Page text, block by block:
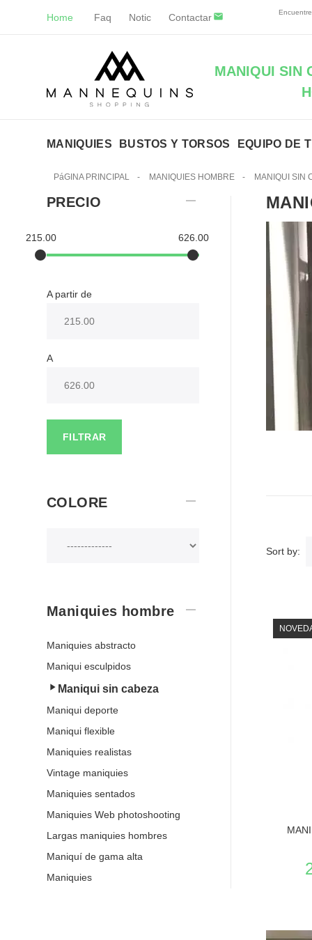
Home Faq Notic Contactar
MANIQUI SIN
MANIQUIES BUSTOS Y TORSOS EQUIPO DE
PáGINA PRINCIPAL - MANIQUIES HOMBRE - MANIQUI SIN
PRECIO
215.00 626.00
A partir de
A
FILTRAR
COLORE
Maniquies hombre
Maniquies abstracto
Maniqui esculpidos
Maniqui sin cabeza
Maniqui deporte
Maniqui flexible
Maniquies realistas
Vintage maniquies
Maniquies sentados
Maniquies Web photoshooting
Largas maniquies hombres
Maniquí de gama alta
Maniquies
Sort by: